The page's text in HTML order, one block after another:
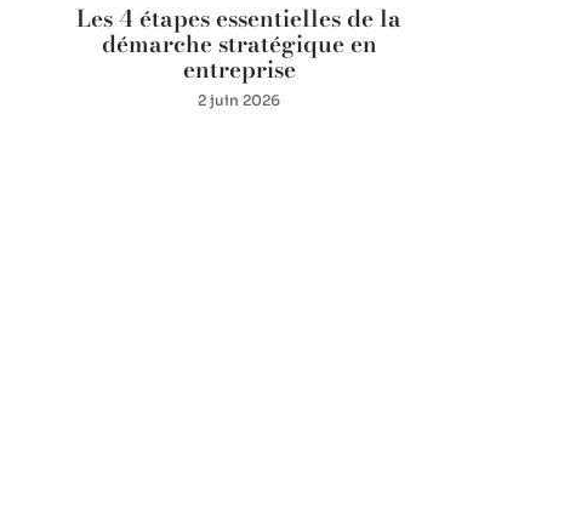
Les 4 étapes essentielles de la
démarche stratégique en
entreprise
2 juin 2026